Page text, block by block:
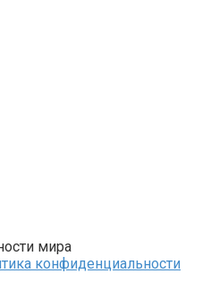
мира
конфиденциальности